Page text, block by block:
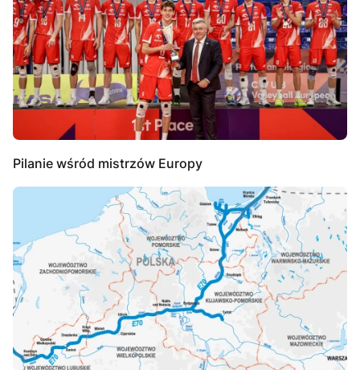
Pilanie wśród mistrzów Europy